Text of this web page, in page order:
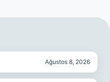
Ağustos 8, 2026